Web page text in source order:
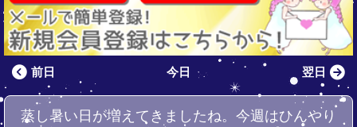
前日 今日 翌日
蒸し暑い日が増えてきましたね。今週はひんやり